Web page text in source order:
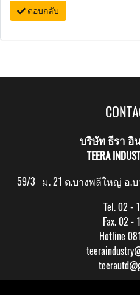
ตอบกลับ
บริษัท ธีรา อิ
TEERA
59/3 ม. 21 ต.บางพลีใหญ่ อ.บ
Tel. 02 -
Fax. 02 -
Hotline